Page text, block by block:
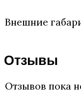
Внешние
Отзывы
Отзывов пока